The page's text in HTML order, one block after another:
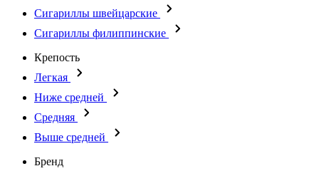
Сигариллы швейцарские
Сигариллы филиппинские
Крепость
Легкая
Ниже средней
Средняя
Выше средней
Бренд